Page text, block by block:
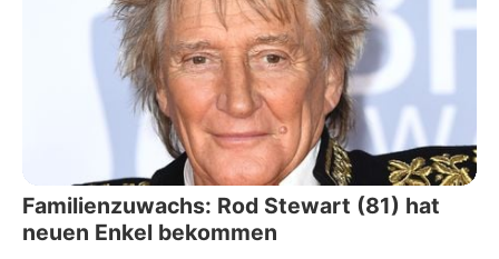
Familienzuwachs: Rod Stewart (81) hat
neuen Enkel bekommen